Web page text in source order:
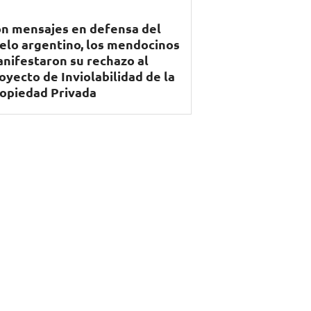
mensajes en defensa del
argentino, los mendocinos
su rechazo al
de Inviolabilidad de la
Privada